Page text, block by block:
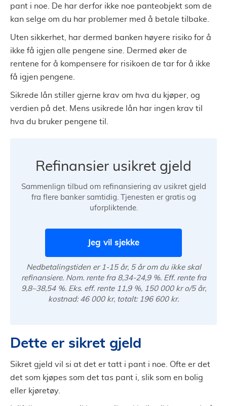
pant i noe. De har derfor ikke noe panteobjekt som de
kan selge om du har problemer med å betale tilbake.
Uten sikkerhet, har dermed banken høyere risiko for å
ikke få igjen alle pengene sine. Dermed øker de
rentene for å kompensere for risikoen de tar for å ikke
få igjen pengene.
Sikrede lån stiller gjerne krav om hva du kjøper, og
verdien på det. Mens usikrede lån har ingen krav til
hva du bruker pengene til.
Refinansier usikret gjeld
Sammenlign tilbud om refinansiering av usikret gjeld
fra flere banker samtidig. Tjenesten er gratis og
uforpliktende.
Jeg vil sjekke
Nedbetalingstiden er 1-15 år, 5 år om du ikke skal
refinansiere. Nom. rente fra 8,34-24,9 %. Eff. rente fra
9,8–38,54 %. Eks. eff. rente 11,9 %, 150 000 kr o/5 år,
kostnad: 46 000 kr, totalt: 196 600 kr.
Dette er sikret gjeld
Sikret gjeld vil si at det er tatt i pant i noe. Ofte er det
det som kjøpes som det tas pant i, slik som en bolig
eller kjøretøy.